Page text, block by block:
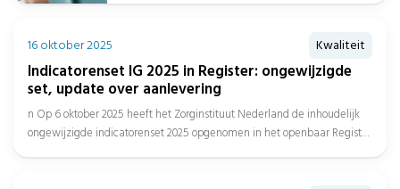
16 oktober 2025 Kwaliteit
Indicatorenset IG 2025 in Register: ongewijzigde
set, update over aanlevering
n Op 6 oktober 2025 heeft het Zorginstituut Nederland de inhoudelijk
ongewijzigde indicatorenset 2025 opgenomen in het openbaar Register